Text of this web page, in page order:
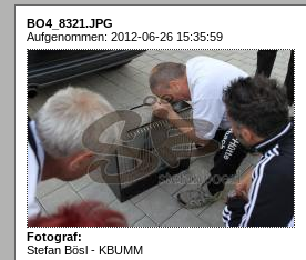
BO4_8321.JPG
Aufgenommen: 2012-06-26 15:35:59
Fotograf:
Stefan Bösl - KBUMM